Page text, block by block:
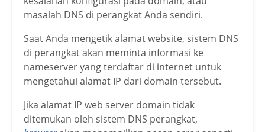
masalah DNS di perangkat Anda sendiri.
Saat Anda mengetik alamat website, sistem DNS
di perangkat akan meminta informasi ke
nameserver yang terdaftar di internet untuk
mengetahui alamat IP dari domain tersebut.
Jika alamat IP web server domain tidak
ditemukan oleh sistem DNS perangkat,